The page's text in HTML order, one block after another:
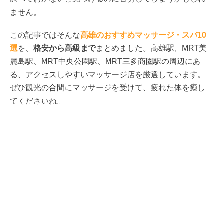
ません。
この記事ではそんな高雄のおすすめマッサージ・スパ10
選を、 格安から高級までまとめました。高雄駅、MRT美
麗島駅、MRT中央公園駅、MRT三多商圏駅の周辺にあ
る、アクセスしやすいマッサージ店を厳選しています。
ぜひ観光の合間にマッサージを受けて、疲れた体を癒し
てくださいね。